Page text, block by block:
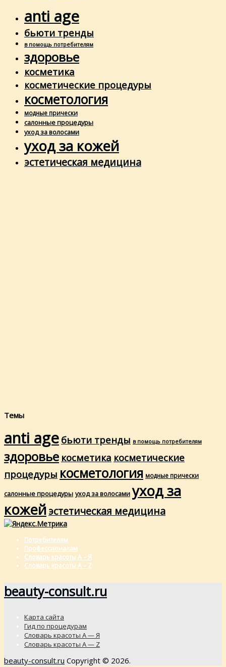
anti age
бьюти тренды
в помощь потребителям
здоровье
косметика
косметические процедуры
косметология
модные прически
салонные процедуры
уход за волосами
уход за кожей
эстетическая медицина
Темы
anti age бьюти тренды в помощь потребителям
здоровье косметика косметические
процедуры косметология модные прически
салонные процедуры уход за волосами уход за
кожейэстетическая медицина
Потребителям
Профессионалам
Словарь красоты А – Я
Словарь красоты A – Z
beauty-consult.ru
Карта сайта
Гид по процедурам
Словарь красоты А — Я
Словарь красоты A — Z
beauty-consult.ru Copyright © 2026.